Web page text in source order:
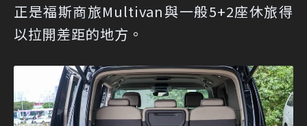
正是福斯商旅Multivan與一般5+2座休旅得
以拉開差距的地方。